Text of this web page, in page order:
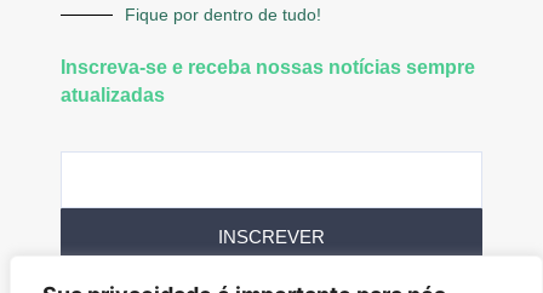
Fique por dentro de tudo!
Inscreva-se e receba nossas notícias sempre
atualizadas
INSCREVER